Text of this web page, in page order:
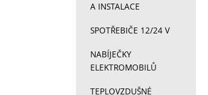
A INSTALACE
SPOTŘEBIČE 12/24 V
NABÍJEČKY
ELEKTROMOBILŮ
TEPLOVZDUŠNÉ